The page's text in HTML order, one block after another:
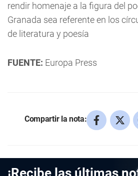
rendir homenaje a la figura del
Granada sea referente en los
de literatura y poesía
FUENTE: Europa Press
Compartir la nota:
¡Recibe las últimas